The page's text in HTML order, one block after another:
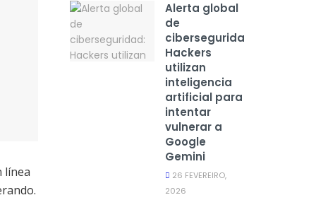
línea
Alerta global
de
ciberseguridad:
Hackers
utilizan
inteligencia
artificial para
intentar
vulnerar a
Google
Gemini
26 FEVEREIRO,
2026